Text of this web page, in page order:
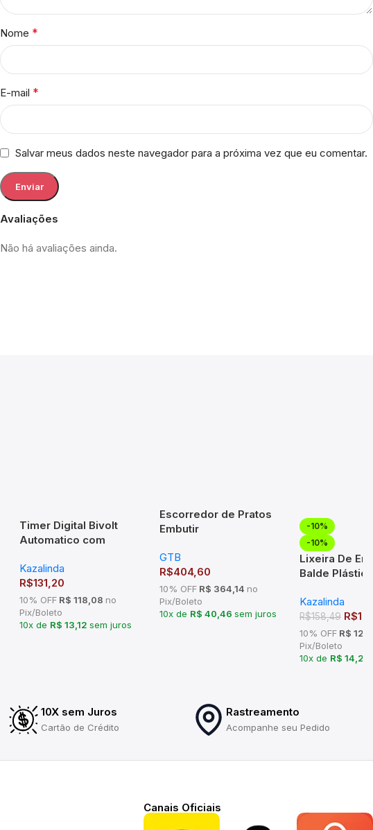
Avaliações
Não há avaliações ainda.
Nome *
E-mail *
Salvar meus dados neste navegador para a próxima vez que eu comentar.
Timer Digital Bivolt
Automatico com
20 Programacoes
Kazalinda
Kazalinda
R$131,20
10% OFFR$ 118,08 no
Pix/Boleto
10x de R$ 13,12 sem juros
Escorredor de Pratos
Embutir
600mm Inox
GTB
R$404,60
10% OFFR$ 364,14 no
Pix/Boleto
10x de R$ 40,46 sem juros
-10%
-10%
Lixeira De
Balde
Litros
Kazalinda
R$158,49 R$
10% OFFR$
Pix/Boleto
10x de R$ 14,26
10X sem Juros
Cartão de Crédito
Rastreamento
Acompanhe seu Pedido
Canais Oficiais